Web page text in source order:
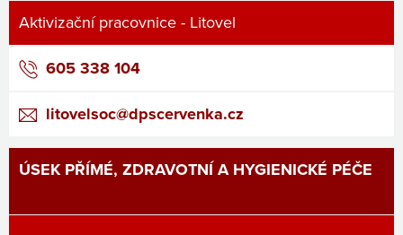
Aktivizační pracovnice - Litovel
605 338 104
litovelsoc@dpscervenka.cz
ÚSEK PŘÍMÉ, ZDRAVOTNÍ A HYGIENICKÉ PÉČE